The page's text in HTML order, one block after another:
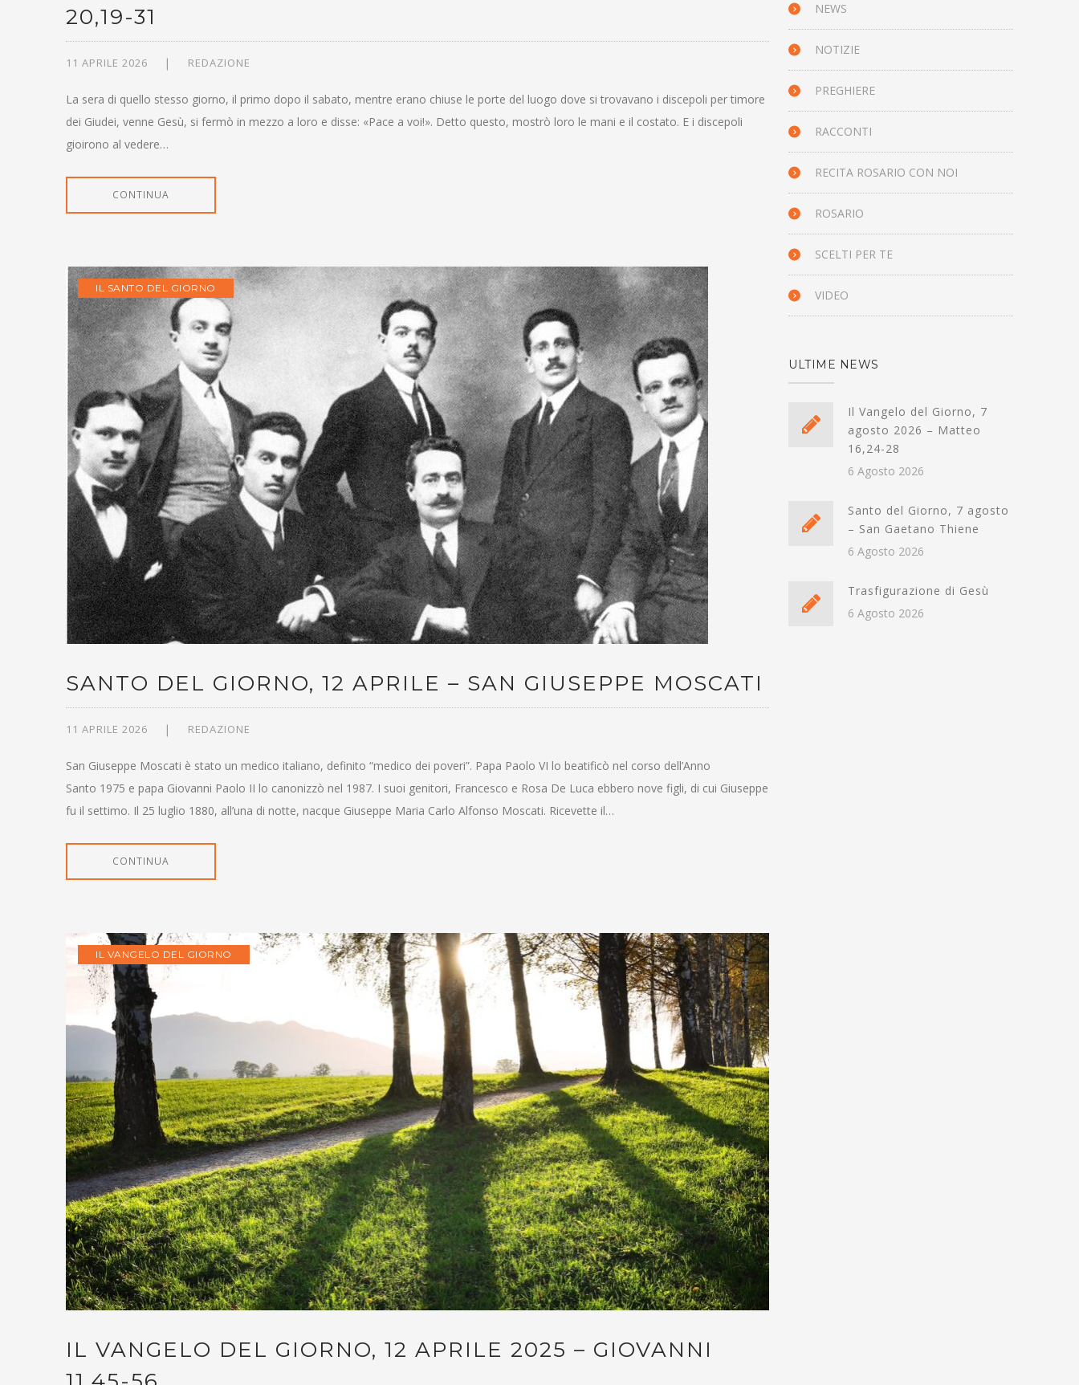
20,19-31
11 APRILE 2026 REDAZIONE
La sera di quello stesso giorno, il primo dopo il sabato, mentre erano chiuse le porte del luogo dove si trovavano i discepoli per timore
dei Giudei, venne Gesù, si fermò in mezzo a loro e disse: «Pace a voi!». Detto questo, mostrò loro le mani e il costato. E i discepoli
gioirono al vedere…
CONTINUA
IL SANTO DEL GIORNO
SANTO DEL GIORNO, 12 APRILE – SAN GIUSEPPE MOSCATI
11 APRILE 2026 REDAZIONE
San Giuseppe Moscati è stato un medico italiano, definito “medico dei poveri”. Papa Paolo VI lo beatificò nel corso dell’Anno
Santo 1975 e papa Giovanni Paolo II lo canonizzò nel 1987. I suoi genitori, Francesco e Rosa De Luca ebbero nove figli, di cui Giuseppe
fu il settimo. Il 25 luglio 1880, all’una di notte, nacque Giuseppe Maria Carlo Alfonso Moscati. Ricevette il…
CONTINUA
IL VANGELO DEL GIORNO
IL VANGELO DEL GIORNO, 12 APRILE 2025 – GIOVANNI
NEWS
NOTIZIE
PREGHIERE
RACCONTI
RECITA ROSARIO CON NOI
ROSARIO
SCELTI PER TE
VIDEO
ULTIME NEWS
Il Vangelo del Giorno, 7
agosto 2026 – Matteo
16,24-28
6 Agosto 2026
Santo del Giorno, 7 agosto
– San Gaetano Thiene
6 Agosto 2026
Trasfigurazione di Gesù
6 Agosto 2026